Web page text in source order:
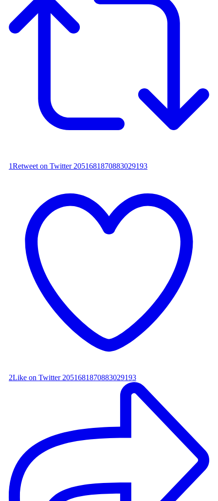
1Retweet on Twitter 2051681870883029193
2Like on Twitter 2051681870883029193